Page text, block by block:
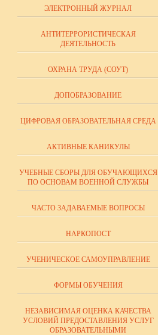
ЭЛЕКТРОННЫЙ ЖУРНАЛ
АНТИТЕРРОРИСТИЧЕСКАЯ
ДЕЯТЕЛЬНОСТЬ
ОХРАНА ТРУДА (СОУТ)
ДОПОБРАЗОВАНИЕ
ЦИФРОВАЯ ОБРАЗОВАТЕЛЬНАЯ СРЕДА
АКТИВНЫЕ КАНИКУЛЫ
УЧЕБНЫЕ СБОРЫ ДЛЯ ОБУЧАЮЩИХСЯ
ПО ОСНОВАМ ВОЕННОЙ СЛУЖБЫ
ЧАСТО ЗАДАВАЕМЫЕ ВОПРОСЫ
НАРКОПОСТ
УЧЕНИЧЕСКОЕ САМОУПРАВЛЕНИЕ
ФОРМЫ ОБУЧЕНИЯ
НЕЗАВИСИМАЯ ОЦЕНКА КАЧЕСТВА
УСЛОВИЙ ПРЕДОСТАВЛЕНИЯ УСЛУГ
ОБРАЗОВАТЕЛЬНЫМИ